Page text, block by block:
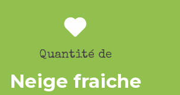
Quantité de
Neige fraiche